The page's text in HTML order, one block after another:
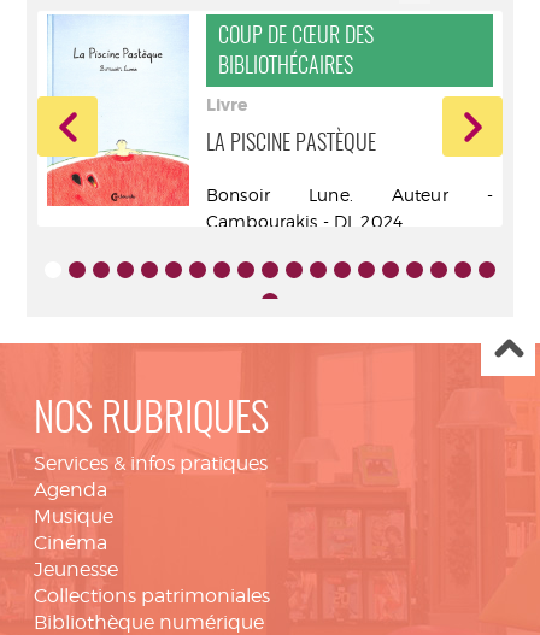
COUP DE CŒUR DES
BIBLIOTHÉCAIRES
Livre
LA PISCINE PASTÈQUE
Bonsoir Lune. Auteur -
Cambourakis - DL 2024
NOS RUBRIQUES
Services & infos pratiques
Agenda
Musique
Cinéma
Jeunesse
Collections patrimoniales
Bibliothèque numérique